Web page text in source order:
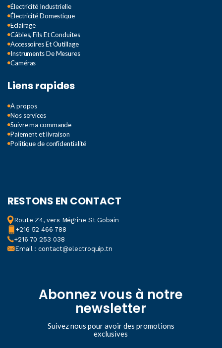
Électricité Industrielle
Électricité Domestique
Eclairage
Câbles, Fils Et Conduites
Accessoires Et Outillage
Instruments De Mesures
Caméras
Liens rapides
A propos
Nos services
Suivre ma commande
Paiement et livraison
Politique de confidentialité
RESTONS EN CONTACT
Route Z4, vers Mégrine St Gobain
+216 52 466 788
+216 70 253 038
Email : contact@electroquip.tn
Abonnez vous à notre
newsletter
Suivez nous pour avoir des promotions
exclusives